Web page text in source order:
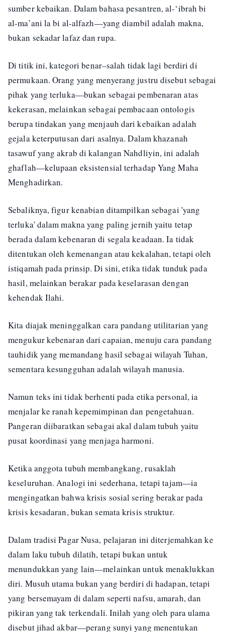
sumber kebaikan. Dalam bahasa pesantren, al-‘ibrah bi
al-ma’ani la bi al-alfazh—yang diambil adalah makna,
bukan sekadar lafaz dan rupa.
Di titik ini, kategori benar–salah tidak lagi berdiri di
permukaan. Orang yang menyerang justru disebut sebagai
pihak yang terluka—bukan sebagai pembenaran atas
kekerasan, melainkan sebagai pembacaan ontologis
berupa tindakan yang menjauh dari kebaikan adalah
gejala keterputusan dari asalnya. Dalam khazanah
tasawuf yang akrab di kalangan Nahdliyin, ini adalah
ghaflah—kelupaan eksistensial terhadap Yang Maha
Menghadirkan.
Sebaliknya, figur kenabian ditampilkan sebagai 'yang
terluka' dalam makna yang paling jernih yaitu tetap
berada dalam kebenaran di segala keadaan. Ia tidak
ditentukan oleh kemenangan atau kekalahan, tetapi oleh
istiqamah pada prinsip. Di sini, etika tidak tunduk pada
hasil, melainkan berakar pada keselarasan dengan
kehendak Ilahi.
Kita diajak meninggalkan cara pandang utilitarian yang
mengukur kebenaran dari capaian, menuju cara pandang
tauhidik yang memandang hasil sebagai wilayah Tuhan,
sementara kesungguhan adalah wilayah manusia.
Namun teks ini tidak berhenti pada etika personal, ia
menjalar ke ranah kepemimpinan dan pengetahuan.
Pangeran diibaratkan sebagai akal dalam tubuh yaitu
pusat koordinasi yang menjaga harmoni.
Ketika anggota tubuh membangkang, rusaklah
keseluruhan. Analogi ini sederhana, tetapi tajam—ia
mengingatkan bahwa krisis sosial sering berakar pada
krisis kesadaran, bukan semata krisis struktur.
Dalam tradisi Pagar Nusa, pelajaran ini diterjemahkan ke
dalam laku tubuh dilatih, tetapi bukan untuk
menundukkan yang lain—melainkan untuk menaklukkan
diri. Musuh utama bukan yang berdiri di hadapan, tetapi
yang bersemayam di dalam seperti nafsu, amarah, dan
pikiran yang tak terkendali. Inilah yang oleh para ulama
disebut jihad akbar—perang sunyi yang menentukan